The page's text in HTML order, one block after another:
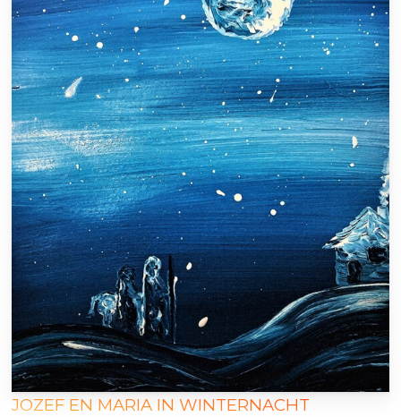
JOZEF EN MARIA IN WINTERNACHT